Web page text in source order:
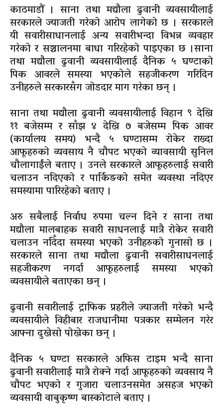
काठमाडौं । साना तथा मद्यौला ढुवानी व्यवसायीलाई
सरकारले ज्याजती गरेको आरोप लागेको छ । सरकारले
यी सवारीसाधानलाई अन्य सवारीभन्दा विभन्न व्यवहार
गरेको र सञ्चालनमा बाधा गरिरहेको पाइएका छ ।साना
तथा मद्यौला ढुवानी व्यवसायीलाई दैनिक ५ घण्टाको
पिक आवरले समस्या भएकोले सहजीकरण गरिदिन
उनीहरुले सरकारसँग जोडदार माग गरेका छन् ।
साना तथा मद्यौला ढुवानी व्यवसायीलाई विहान ९ देखि
११ बजेसम्म र साँझ ४ देखि ७ बजेसम्म पिक आवर
(कार्यालय समय) भन्दै ५ घण्टासम्म रोकेर राख्दा
आफूहरुको व्यवसाय नै चौपट भएको व्यावसायी सुनिल
चौलागाईंले बताए । उनले सरकारले आफूहरुलाई सवारी
चलाउन नदिएको र पार्किङको समेत व्यवस्था नदिएर
समस्यामा पारिरहेको बताए ।
अरु सबैलाई निर्वाध रुपमा चल्न दिने र साना तथा
मद्यौला मालबाहक सवारी साधनलाई मात्रै रोकेर सवारी
चलाउन नदिँदा समस्या भएको उनीहरुको गुनासो छ ।
सरकारले साना तथा मद्यौला ढुवानी सवारीसाधनलाई
सहजीकरण नगर्दा आफूहरुलाई समस्या भएको
व्यवसायीले बताएका छन् ।
ढुवानी सवारीलाई ट्राफिक प्रहरीले ज्याजती गरेको भन्दै
व्यवसायीले विहीबार राजधानीमा पत्रकार सम्मेलन गरेर
आफ्ना दुखेसो पोखेका छन् ।
दैनिक ५ घण्टा सरकारले अफिस टाइम भन्दै साना
ढुवानी सवारीलाई मात्रै रोक्ने गर्दा आफूहरुको व्यवसाय नै
चौपट भएको र गुजारा चलाउनसमेत असहज भएको
व्यवसायी वाबुकृष्ण बास्कोटाले बताए ।